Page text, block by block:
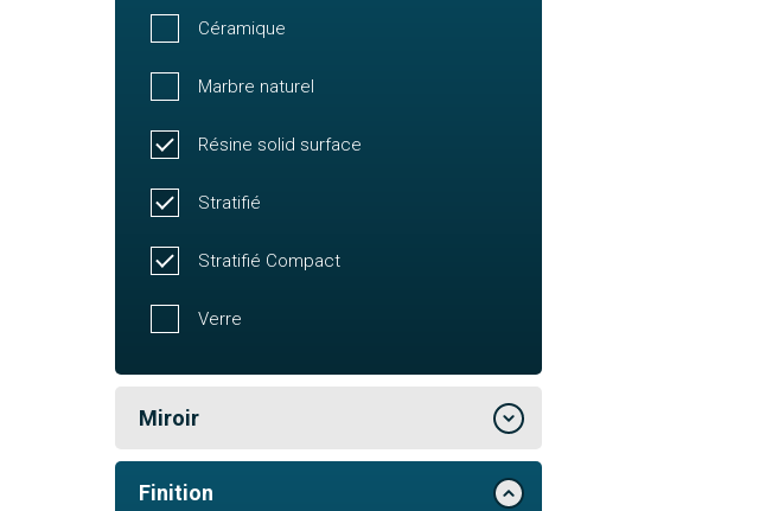
Céramique
Marbre naturel
Résine solid surface
Stratifié
Stratifié Compact
Verre
Miroir
Finition